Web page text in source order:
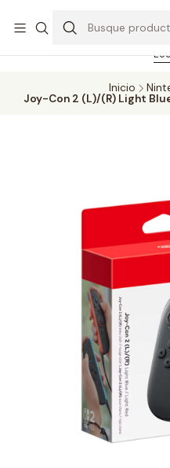
Feriado 21-05-2026 atención
día solo área Metropolitana
Pedidos hasta 16 hrs., sábados y
Inicio
Joy-Con 2 (L)/(R) Light